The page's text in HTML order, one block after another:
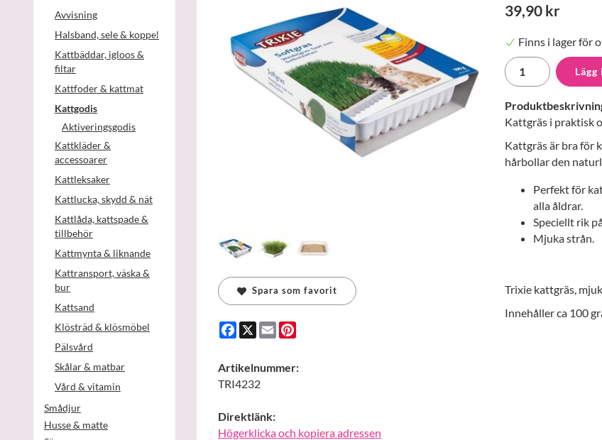
Avvisning
Halsband, sele & koppel
Kattbäddar, igloos &
filtar
Kattfoder & kattmat
Kattgodis
Aktiveringsgodis
Kattkläder &
accessoarer
Kattleksaker
Kattlucka, skydd & nät
Kattlåda, kattspade &
tillbehör
Kattmynta & liknande
Kattransport, väska &
bur
Kattsand
Klösträd & klösmöbel
Pälsvård
Skålar & matbar
Vård & vitamin
Smådjur
Husse & matte
39,90 kr
Finns i lager för
Kattgräs i praktisk
Kattgräs är bra för
hårbollar den
Perfekt för
alla åldrar.
Speciellt rik
Mjuka strån.
Trixie kattgräs,
Innehåller ca 100
Spara som favorit
Facebook
X Email
Artikelnummer:
TRI4232
Direktlänk:
Högerklicka och kopiera adressen